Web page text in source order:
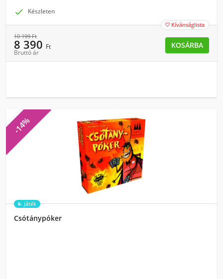
 Készleten
 Kívánságlista
10 199Ft
8 390 Ft
Bruttó ár
KOSÁRBA
-14%
Játék
Csótánypóker